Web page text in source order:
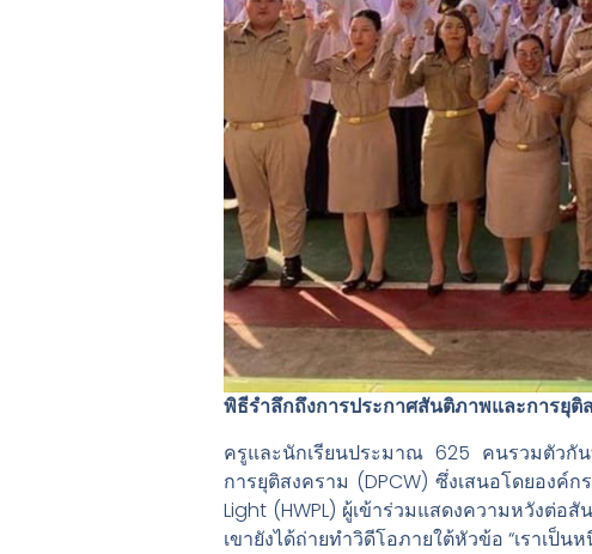
พิธีรำลึกถึงการประกาศสันติภาพและการยุติ
ครูและนักเรียนประมาณ 625 คนรวมตัวกั
การยุติสงคราม (DPCW) ซึ่งเสนอโดยองค์
Light (HWPL) ผู้เข้าร่วมแสดงความหวังต่อ
เขายังได้ถ่ายทำวิดีโอภายใต้หัวข้อ “เราเป็น